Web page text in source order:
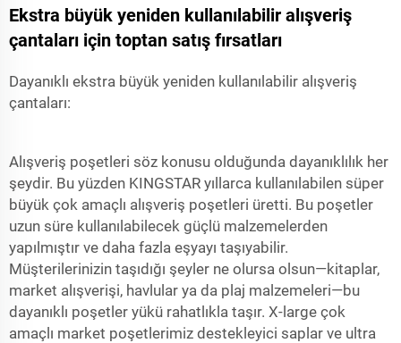
Ekstra büyük yeniden kullanılabilir alışveriş
çantaları için toptan satış fırsatları
Dayanıklı ekstra büyük yeniden kullanılabilir alışveriş
çantaları:
Alışveriş poşetleri söz konusu olduğunda dayanıklılık her
şeydir. Bu yüzden KINGSTAR yıllarca kullanılabilen süper
büyük çok amaçlı alışveriş poşetleri üretti. Bu poşetler
uzun süre kullanılabilecek güçlü malzemelerden
yapılmıştır ve daha fazla eşyayı taşıyabilir.
Müşterilerinizin taşıdığı şeyler ne olursa olsun—kitaplar,
market alışverişi, havlular ya da plaj malzemeleri—bu
dayanıklı poşetler yükü rahatlıkla taşır. X-large çok
amaçlı market poşetlerimiz destekleyici saplar ve ultra